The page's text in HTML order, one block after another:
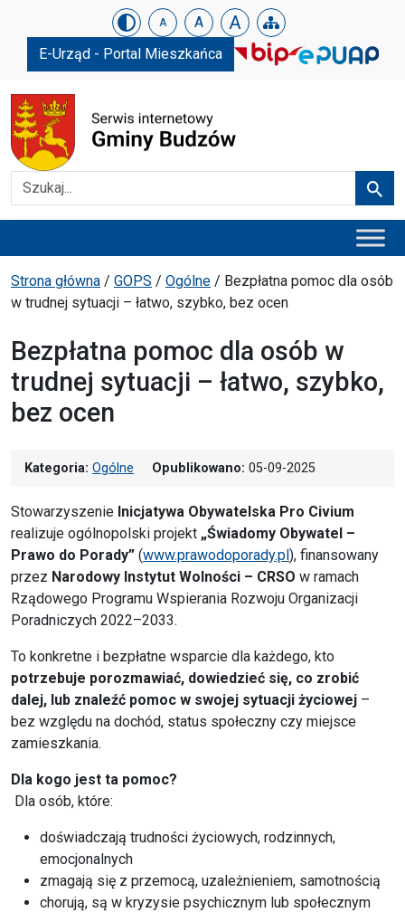
Urząd Gminy w Budzowie
Skip menu A A A
E-Urząd - Portal Mieszkańca
Szukaj
Ścieżka powrotu
Strona główna / GOPS / Ogólne / Bezpłatna pomoc dla osób
w trudnej sytuacji – łatwo, szybko, bez ocen
Bezpłatna pomoc dla osób w
trudnej sytuacji – łatwo, szybko,
bez ocen
Kategoria: Ogólne Opublikowano: 05-09-2025
Stowarzyszenie Inicjatywa Obywatelska Pro Civium
realizuje ogólnopolski projekt „Świadomy Obywatel –
Prawo do Porady” (www.prawodoporady.pl), finansowany
przez Narodowy Instytut Wolności – CRSO w ramach
Rządowego Programu Wspierania Rozwoju Organizacji
Poradniczych 2022–2033.
To konkretne i bezpłatne wsparcie dla każdego, kto
potrzebuje porozmawiać, dowiedzieć się, co zrobić
dalej, lub znaleźć pomoc w swojej sytuacji życiowej –
bez względu na dochód, status społeczny czy miejsce
zamieszkania.
Dla kogo jest ta pomoc?
Dla osób, które:
doświadczają trudności życiowych, rodzinnych,
emocjonalnych
zmagają się z przemocą, uzależnieniem, samotnością
chorują, są w kryzysie psychicznym lub społecznym